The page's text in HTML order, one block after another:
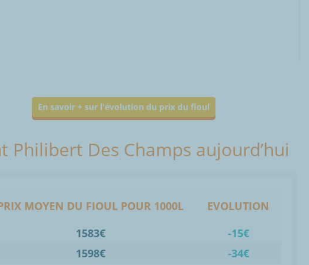
En savoir + sur l'évolution du prix du fioul
Philibert Des Champs aujourd’hui
MOYEN DU FIOUL POUR 1000L
EVOLUTION
1583€
-15€
1598€
-34€